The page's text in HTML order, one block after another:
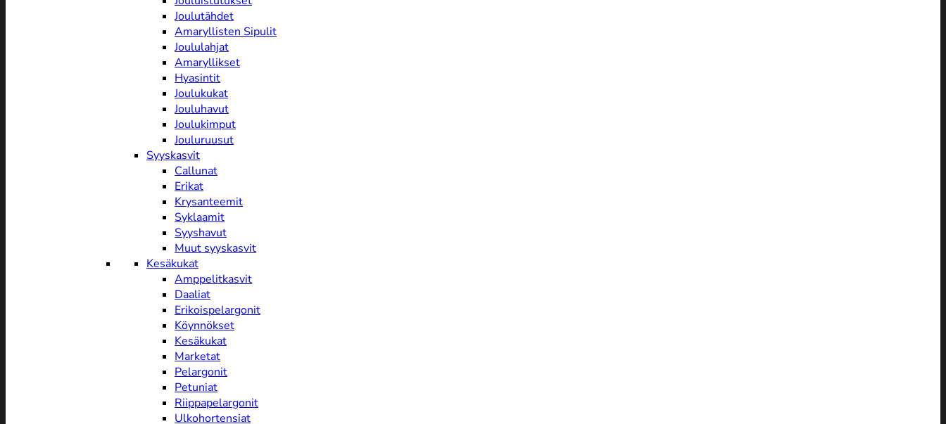
Joulutähdet
Amaryllisten Sipulit
Joululahjat
Amaryllikset
Hyasintit
Joulukukat
Jouluhavut
Joulukimput
Jouluruusut
Syyskasvit
Callunat
Erikat
Krysanteemit
Syklaamit
Syyshavut
Muut syyskasvit
Kesäkukat
Amppelitkasvit
Daaliat
Erikoispelargonit
Köynnökset
Kesäkukat
Marketat
Pelargonit
Petuniat
Riippapelargonit
Ulkohortensiat